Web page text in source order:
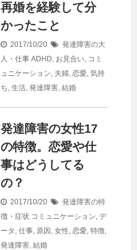
再婚を経験して分
かったこと
2017/10/20
発達障害の大
人・仕事 ADHD, お見合い, コミ
ュニケーション, 夫婦, 恋愛, 気持
ち, 生活, 発達障害, 結婚
発達障害の女性17
の特徴。恋愛や仕
事はどうしてる
の？
2017/10/20
発達障害の特
徴・症状 コミュニケーション, デ
ータ , 仕事, 原因 , 女性, 恋愛, 特徴,
発達障害, 結婚